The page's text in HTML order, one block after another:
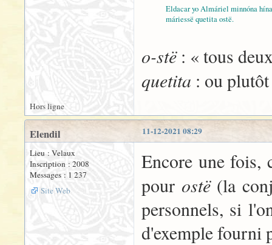
Eldacar yo Almáriel minnóna
máriessë quetita ostë.
o-stë: « tous
quetita : ou
Hors ligne
11-12-2021 08:29
Elendil
Lieu : Velaux
Inscription : 2008
Messages : 1 237
Site Web
Encore une fois,
pour ostë(la
personnels, si
d'exemple fourni